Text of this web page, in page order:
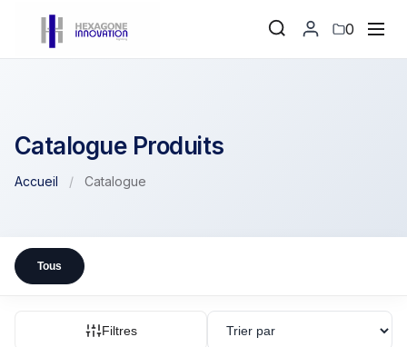
0
Catalogue Produits
Accueil / Catalogue
Tous
Filtres